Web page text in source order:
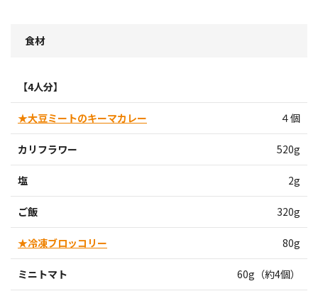
食材
【4人分】
★大豆ミートのキーマカレー ４個
カリフラワー 520g
塩 2g
ご飯 320g
★冷凍ブロッコリー 80g
ミニトマト 60g（約4個）